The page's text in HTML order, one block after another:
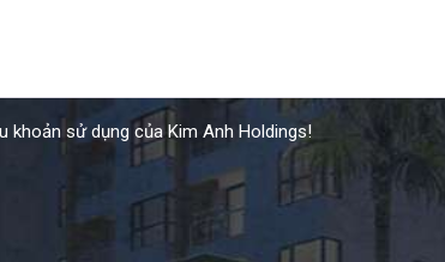
khoản sử dụng của Kim Anh Holdings!